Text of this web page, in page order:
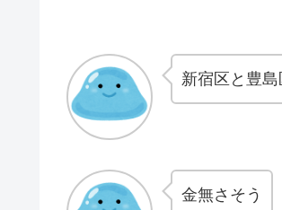
新宿区と豊
金無さそう